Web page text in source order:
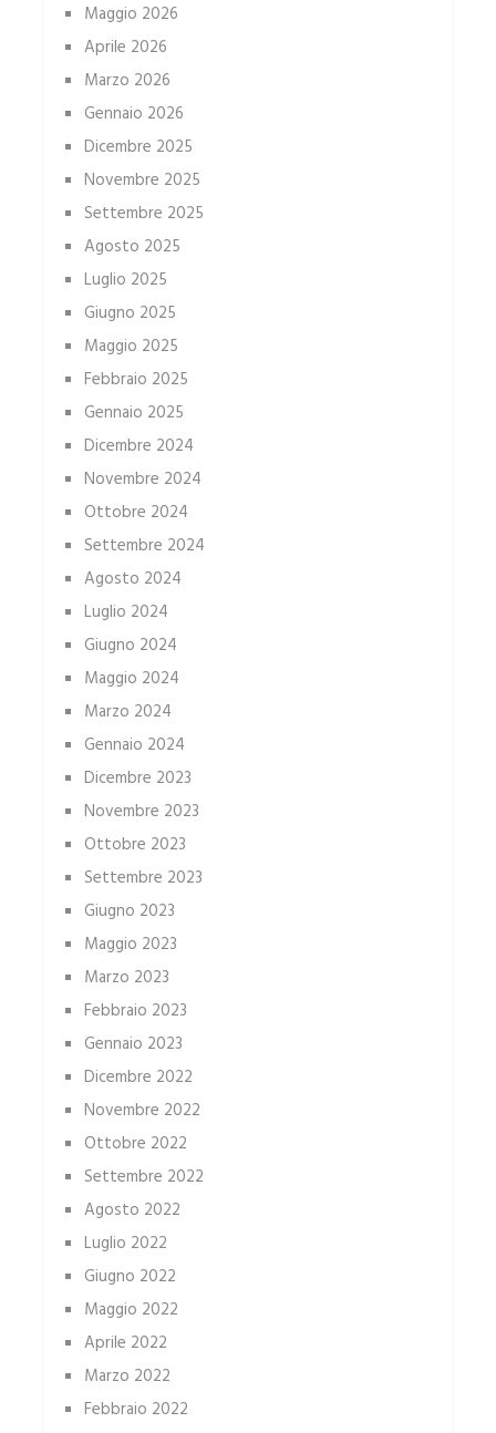
Maggio 2026
Aprile 2026
Marzo 2026
Gennaio 2026
Dicembre 2025
Novembre 2025
Settembre 2025
Agosto 2025
Luglio 2025
Giugno 2025
Maggio 2025
Febbraio 2025
Gennaio 2025
Dicembre 2024
Novembre 2024
Ottobre 2024
Settembre 2024
Agosto 2024
Luglio 2024
Giugno 2024
Maggio 2024
Marzo 2024
Gennaio 2024
Dicembre 2023
Novembre 2023
Ottobre 2023
Settembre 2023
Giugno 2023
Maggio 2023
Marzo 2023
Febbraio 2023
Gennaio 2023
Dicembre 2022
Novembre 2022
Ottobre 2022
Settembre 2022
Agosto 2022
Luglio 2022
Giugno 2022
Maggio 2022
Aprile 2022
Marzo 2022
Febbraio 2022